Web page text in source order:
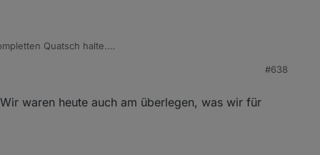
Quatsch halte.
man mit Segmenten arbeitet. Allerdings braucht man
auch durch WLED so richtig schön zur Geltung gebracht.
#638
waren heute auch am überlegen, was wir für